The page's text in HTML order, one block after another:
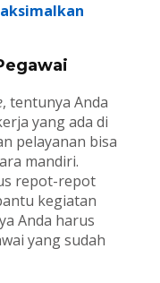
, tentunya Anda
yang ada di
pelayanan bisa
mandiri.
repot-repot
kegiatan
Anda harus
yang sudah